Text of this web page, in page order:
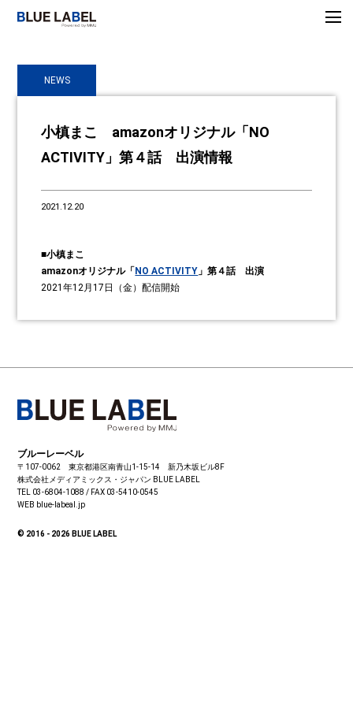
小槙まこ amazonオリジナル「NO
ACTIVITY」第４話 出演情報
2021.12.20
■小槙まこ
amazonオリジナル「 NO ACTIVITY 」第４話 出演
2021年12月17日（金）配信開始
NEWS
ブルーレーベル
〒107-0062 東京都港区南青山1-15-14 新乃木坂ビル8F
株式会社メディアミックス・ジャパン BLUE LABEL
TEL 03-6804-1088 / FAX 03-5410-0545
WEB blue-labeal.jp
© 2016 - 2026 BLUE LABEL